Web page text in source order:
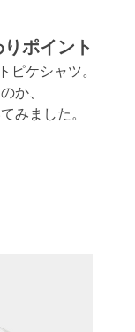
ポイント
ケシャツ。
か、
みました。